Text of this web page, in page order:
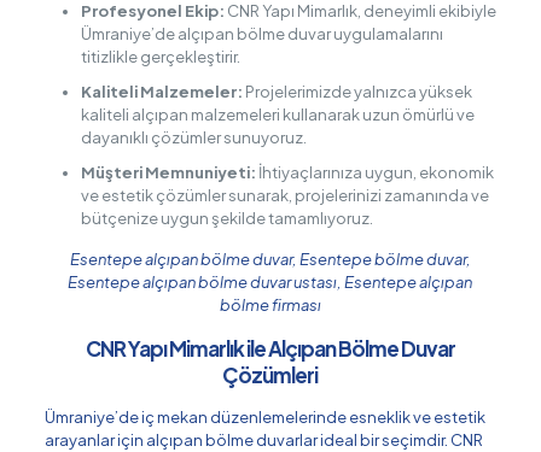
Profesyonel Ekip: CNR Yapı Mimarlık, deneyimli ekibiyle
Ümraniye’de alçıpan bölme duvar uygulamalarını
titizlikle gerçekleştirir.
Kaliteli Malzemeler: Projelerimizde yalnızca yüksek
kaliteli alçıpan malzemeleri kullanarak uzun ömürlü ve
dayanıklı çözümler sunuyoruz.
Müşteri Memnuniyeti: İhtiyaçlarınıza uygun, ekonomik
ve estetik çözümler sunarak, projelerinizi zamanında ve
bütçenize uygun şekilde tamamlıyoruz.
Esentepe alçıpan bölme duvar, Esentepe bölme duvar,
Esentepe alçıpan bölme duvar ustası, Esentepe alçıpan
bölme firması
CNR Yapı Mimarlık ile Alçıpan Bölme Duvar
Çözümleri
Ümraniye’de iç mekan düzenlemelerinde esneklik ve estetik
arayanlar için alçıpan bölme duvarlar ideal bir seçimdir. CNR